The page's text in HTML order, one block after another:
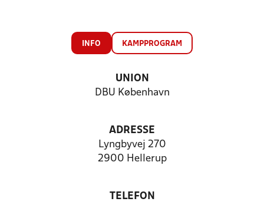
INFO KAMPPROGRAM
UNION
DBU København
ADRESSE
Lyngbyvej 270
2900 Hellerup
TELEFON